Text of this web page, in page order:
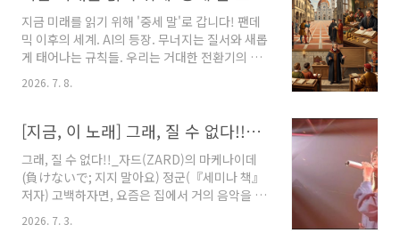
연히 그럴 리가 없겠지요. 가족과도 잘 지내기 위
한 '공부'가 필요합니다. 고전 속 가족을 보며, '가
족'이라는 가까운 관계에서 우리 사회 속 관계까
지 살펴보는 기회를 만나시기 바랍니다. 가족을
고, 여기를 클릭하시면 가족 강의를 들으실 수 ..
지금 미래를 읽기 위해 '중세 말'로 갑니다! 팬데
믹 이후의 세계. AI의 등장. 무너지는 질서와 새롭
게 태어나는 규칙들. 우리는 거대한 전환기의 한
가운데를 지나고 있습니다. 그렇다면 이전의 전
환기는 어땠을까요? 정군의 철학교실 "사유의 역
오늘을 읽습니다. 흑사병은 어떻게 세상을 바꾸
었을까? 원근법은 왜 탄생했을까? 회계장부와 표
준화된 교과서는 어떻게 근대를 만들었을까? 역
사는 과거가 아니라 미래를 읽는 가장 오래된 기
술입니다. 시즌1, 2를 듣지 않으셨다고요? 괜찮
습니다. 시즌3부터도 충분히 따라올 수 있습니
2026. 7. 8.
[지금, 이 노래] 그래, 질 수 없다!!_자드(ZARD)의 마케나이데(負けないで; 지지 말아요)
그래, 질 수 없다!!_자드(ZARD)의 마케나이데
(負けないで; 지지 말아요) 정군(『세미나 책』
저자) 고백하자면, 요즘은 집에서 거의 음악을 듣
지 않는다. 방이나 거실에 간단하게 음악을 들 수
있는 시스템을 마련해 놓았지만, 사실 그것들을
2026. 7. 3.